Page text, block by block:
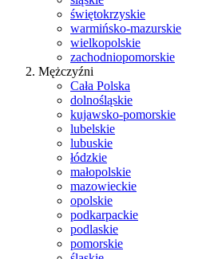
świętokrzyskie
warmińsko-mazurskie
wielkopolskie
zachodniopomorskie
Mężczyźni
Cała Polska
dolnośląskie
kujawsko-pomorskie
lubelskie
lubuskie
łódzkie
małopolskie
mazowieckie
opolskie
podkarpackie
podlaskie
pomorskie